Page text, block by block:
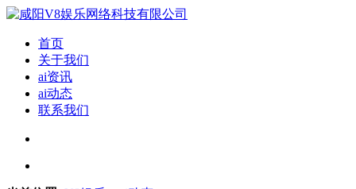
首页
关于我们
ai资讯
ai动态
联系我们